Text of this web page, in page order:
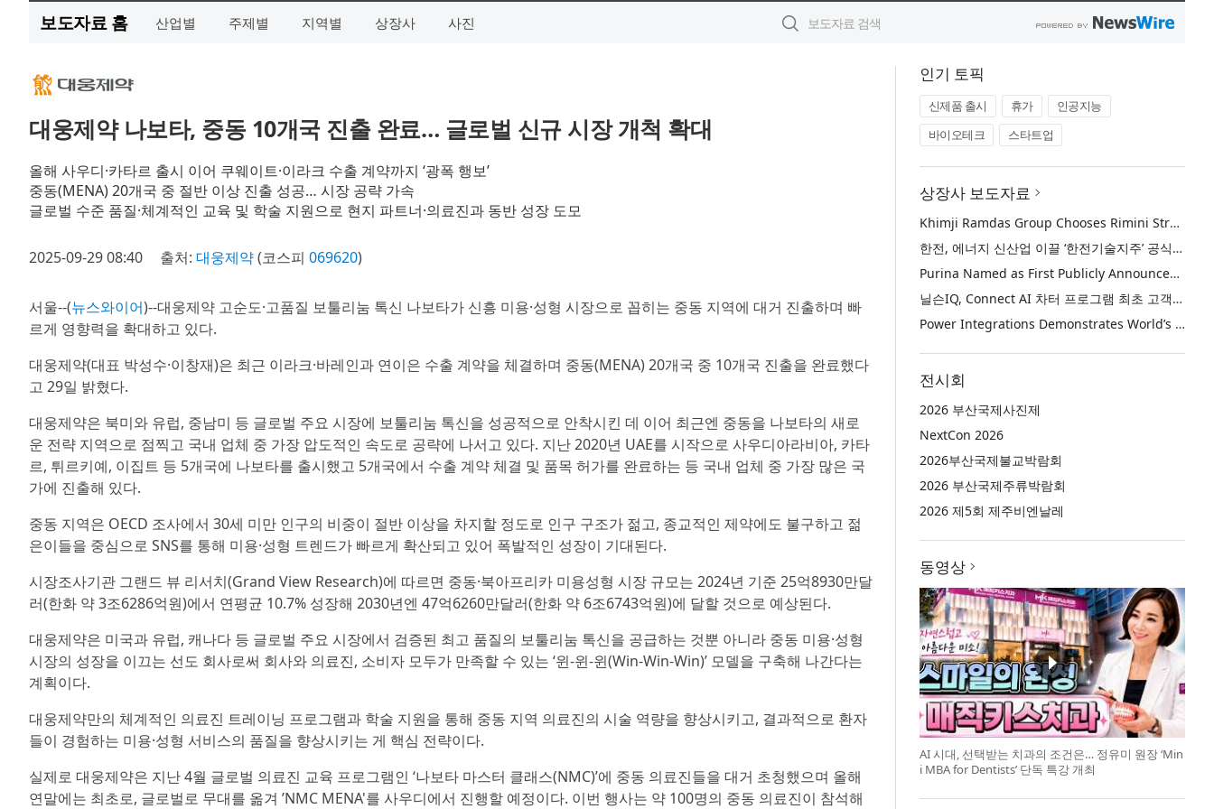
보도자료 홈 산업별 주제별 지역별 상장사 사진
대웅제약 나보타, 중동 10개국 진출 완료… 글로벌 신규 시장 개척 확대
올해 사우디·카타르 출시 이어 쿠웨이트·이라크 수출 계약까지 ‘광폭 행보’
중동(MENA) 20개국 중 절반 이상 진출 성공… 시장 공략 가속
글로벌 수준 품질·체계적인 교육 및 학술 지원으로 현지 파트너·의료진과 동반 성장 도모
2025-09-29 08:40 출처: 대웅제약(코스피 069620)
서울--(뉴스와이어)--대웅제약 고순도·고품질 보툴리눔 톡신 나보타가 신흥 미용·성형 시장으로 꼽히는 중동 지역에 대거 진출하며 빠
르게 영향력을 확대하고 있다.
대웅제약(대표 박성수·이창재)은 최근 이라크·바레인과 연이은 수출 계약을 체결하며 중동(MENA) 20개국 중 10개국 진출을 완료했다
고 29일 밝혔다.
대웅제약은 북미와 유럽, 중남미 등 글로벌 주요 시장에 보툴리눔 톡신을 성공적으로 안착시킨 데 이어 최근엔 중동을 나보타의 새로
운 전략 지역으로 점찍고 국내 업체 중 가장 압도적인 속도로 공략에 나서고 있다. 지난 2020년 UAE를 시작으로 사우디아라비아, 카타
르, 튀르키예, 이집트 등 5개국에 나보타를 출시했고 5개국에서 수출 계약 체결 및 품목 허가를 완료하는 등 국내 업체 중 가장 많은 국
가에 진출해 있다.
중동 지역은 OECD 조사에서 30세 미만 인구의 비중이 절반 이상을 차지할 정도로 인구 구조가 젊고, 종교적인 제약에도 불구하고 젊
은이들을 중심으로 SNS를 통해 미용·성형 트렌드가 빠르게 확산되고 있어 폭발적인 성장이 기대된다.
시장조사기관 그랜드 뷰 리서치(Grand View Research)에 따르면 중동·북아프리카 미용성형 시장 규모는 2024년 기준 25억8930만달
러(한화 약 3조6286억원)에서 연평균 10.7% 성장해 2030년엔 47억6260만달러(한화 약 6조6743억원)에 달할 것으로 예상된다.
대웅제약은 미국과 유럽, 캐나다 등 글로벌 주요 시장에서 검증된 최고 품질의 보툴리눔 톡신을 공급하는 것뿐 아니라 중동 미용·성형
시장의 성장을 이끄는 선도 회사로써 회사와 의료진, 소비자 모두가 만족할 수 있는 ‘윈-윈-윈(Win-Win-Win)’ 모델을 구축해 나간다는
계획이다.
대웅제약만의 체계적인 의료진 트레이닝 프로그램과 학술 지원을 통해 중동 지역 의료진의 시술 역량을 향상시키고, 결과적으로 환자
들이 경험하는 미용·성형 서비스의 품질을 향상시키는 게 핵심 전략이다.
실제로 대웅제약은 지난 4월 글로벌 의료진 교육 프로그램인 ‘나보타 마스터 클래스(NMC)’에 중동 의료진들을 대거 초청했으며 올해
연말에는 최초로, 글로벌로 무대를 옮겨 ’NMC MENA'를 사우디에서 진행할 예정이다. 이번 행사는 약 100명의 중동 의료진이 참석해
인기 토픽
신제품 출시 휴가
인공지능
바이오테크
스타트업
상장사 보도자료
Khimji Ramdas Group Chooses Rimini Street to Reduce SAP Support Costs, Protect 700+ Customizations and Reinvest Savings in Innovation
한전, 에너지 신산업 이끌 ‘한전기술지주’ 공식 출범
Purina Named as First Publicly Announced NIQ ConnectAI Charter Client
닐슨IQ, Connect AI 차터 프로그램 최초 고객사 ‘퓨리나’ 선정
Power Integrations Demonstrates World’s First 2200 V GaN Technology for Next-Era High-Voltage Power Systems
전시회
2026 부산국제사진제
NextCon 2026
2026부산국제불교박람회
2026 부산국제주류박람회
2026 제5회 제주비엔날레
동영상
AI 시대, 선택받는 치과의 조건은… 정유미 원장 ‘Min
i MBA for Dentists’ 단독 특강 개최